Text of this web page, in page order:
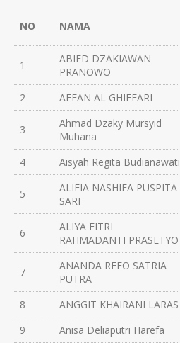
NO NAMA
1
ABIED DZAKIAWAN
PRANOWO
2 AFFAN AL GHIFFARI
3
Ahmad Dzaky Mursyid
Muhana
4 Aisyah Regita Budianawati
5
ALIFIA NASHIFA PUSPITA
SARI
6
ALIYA FITRI
RAHMADANTI PRASETYO
7
ANANDA REFO SATRIA
PUTRA
8 ANGGIT KHAIRANI LARAS
9
Anisa Deliaputri Harefa